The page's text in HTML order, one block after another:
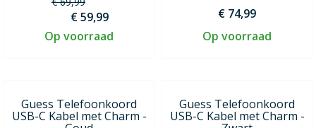
€ 59,99
Op voorraad
€ 74,99
Op voorraad
Guess Telefoonkoord
USB-C Kabel met Charm -
Guess Telefoonkoord
USB-C Kabel met Charm -